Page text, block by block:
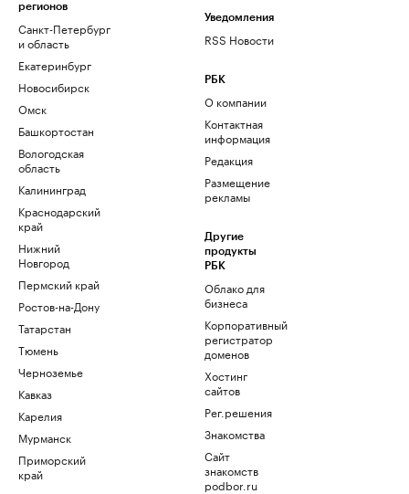
регионов
Санкт-Петербург
и область
Екатеринбург
Новосибирск
Омск
Башкортостан
Вологодская
область
Калининград
Краснодарский
край
Нижний
Новгород
Пермский край
Ростов-на-Дону
Татарстан
Тюмень
Черноземье
Кавказ
Карелия
Мурманск
Приморский
край
Уведомления
RSS Новости
РБК
О компании
Контактная
информация
Редакция
Размещение
рекламы
Другие
продукты
РБК
Облако для
бизнеса
Корпоративный
регистратор
доменов
Хостинг
сайтов
Рег.решения
Знакомства
Сайт
знакомств
podbor.ru